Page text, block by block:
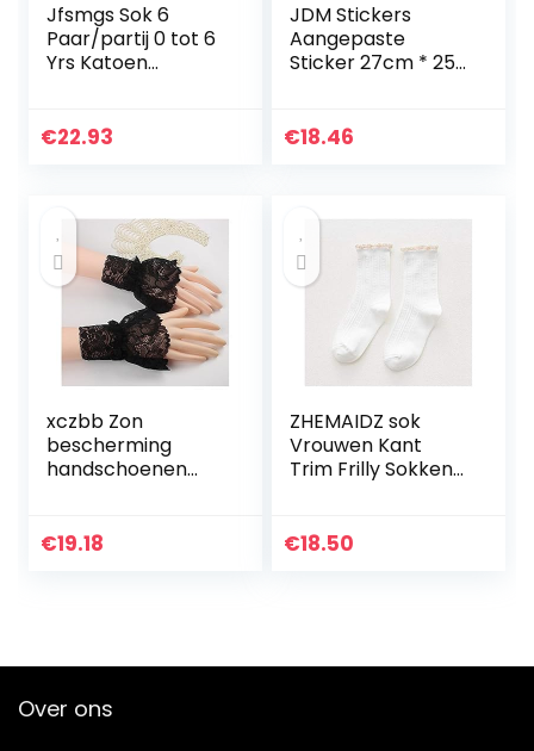
Jfsmgs Sok 6
Paar/partij 0 tot 6
Yrs Katoen
Jongens Meisje
€22.93
JDM Stickers
Aangepaste
Sticker 27cm * 25
AdeSIVI BICI
€18.46
xczbb Zon
bescherming
handschoenen
Katoen Arm
€19.18
ZHEMAIDZ sok
Vrouwen Kant
Trim Frilly Sokken
Kleur Katoen
€18.50
Over ons